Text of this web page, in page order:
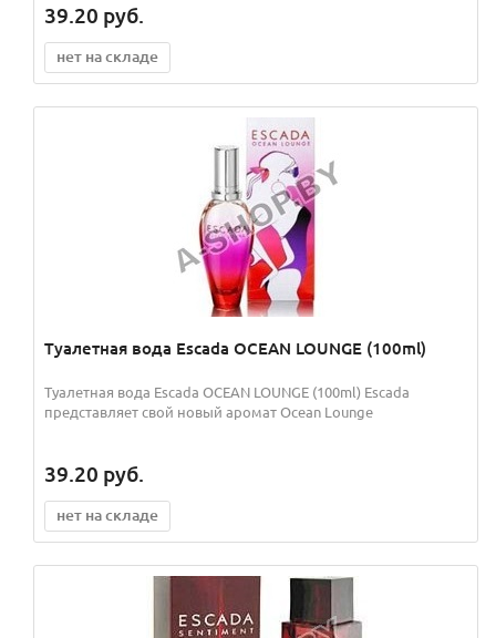
39.20 руб.
нет на складе
Туалетная вода Escada OCEAN LOUNGE (100ml)
Туалетная вода Escada OCEAN LOUNGE (100ml) Escada
представляет свой новый аромат Ocean Lounge
39.20 руб.
нет на складе